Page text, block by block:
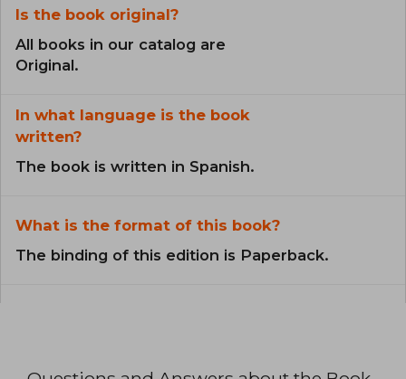
Is the book original?
All books in our catalog are
Original.
In what language is the book
written?
The book is written in Spanish.
What is the format of this book?
The binding of this edition is Paperback.